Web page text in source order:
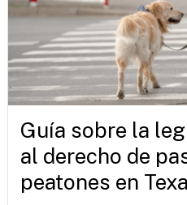
Guía sobre la
al derecho de
peatones en